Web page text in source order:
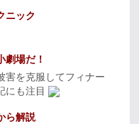
ニック
劇場だ！
害を克服してフィナー
にも注目
ら解説